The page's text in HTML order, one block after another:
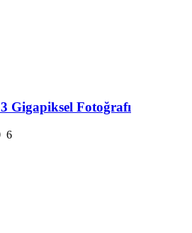
Gigapiksel Fotoğrafı
6